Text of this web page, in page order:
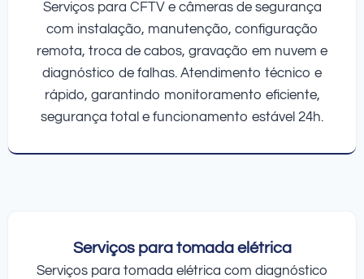
Serviços para CFTV e câmeras de segurança
com instalação, manutenção, configuração
remota, troca de cabos, gravação em nuvem e
diagnóstico de falhas. Atendimento técnico e
rápido, garantindo monitoramento eficiente,
segurança total e funcionamento estável 24h.
Serviços para tomada elétrica
Serviços para tomada elétrica com diagnóstico